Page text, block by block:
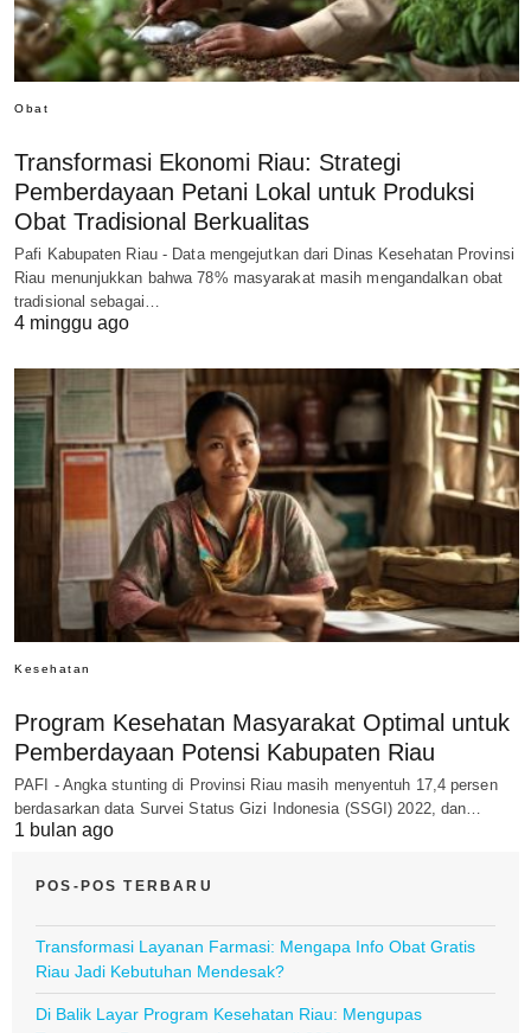
Obat
Transformasi Ekonomi Riau: Strategi
Pemberdayaan Petani Lokal untuk Produksi
Obat Tradisional Berkualitas
Pafi Kabupaten Riau - Data mengejutkan dari Dinas Kesehatan Provinsi
Riau menunjukkan bahwa 78% masyarakat masih mengandalkan obat
tradisional sebagai…
4 minggu ago
Kesehatan
Program Kesehatan Masyarakat Optimal untuk
Pemberdayaan Potensi Kabupaten Riau
PAFI - Angka stunting di Provinsi Riau masih menyentuh 17,4 persen
berdasarkan data Survei Status Gizi Indonesia (SSGI) 2022, dan…
1 bulan ago
POS-POS TERBARU
Transformasi Layanan Farmasi: Mengapa Info Obat Gratis
Riau Jadi Kebutuhan Mendesak?
Di Balik Layar Program Kesehatan Riau: Mengupas